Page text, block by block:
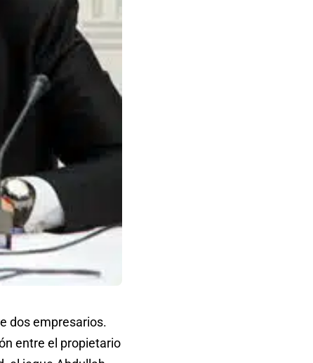
dos empresarios.
entre el propietario